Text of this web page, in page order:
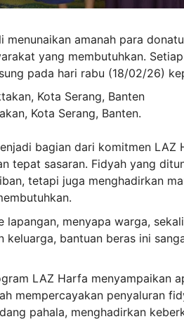
menunaikan amanah para
yang membutuhkan.
pada hari rabu (18/02/26)
Kota Serang, Banten
Kota Serang, Banten.
bagian dari komitmen LAZ
tepat sasaran. Fidyah yang
tetapi juga menghadirkan
menyapa warga,
keluarga, bantuan beras ini
LAZ Harfa menyampaikan
mempercayakan penyaluran
pahala, menghadirkan